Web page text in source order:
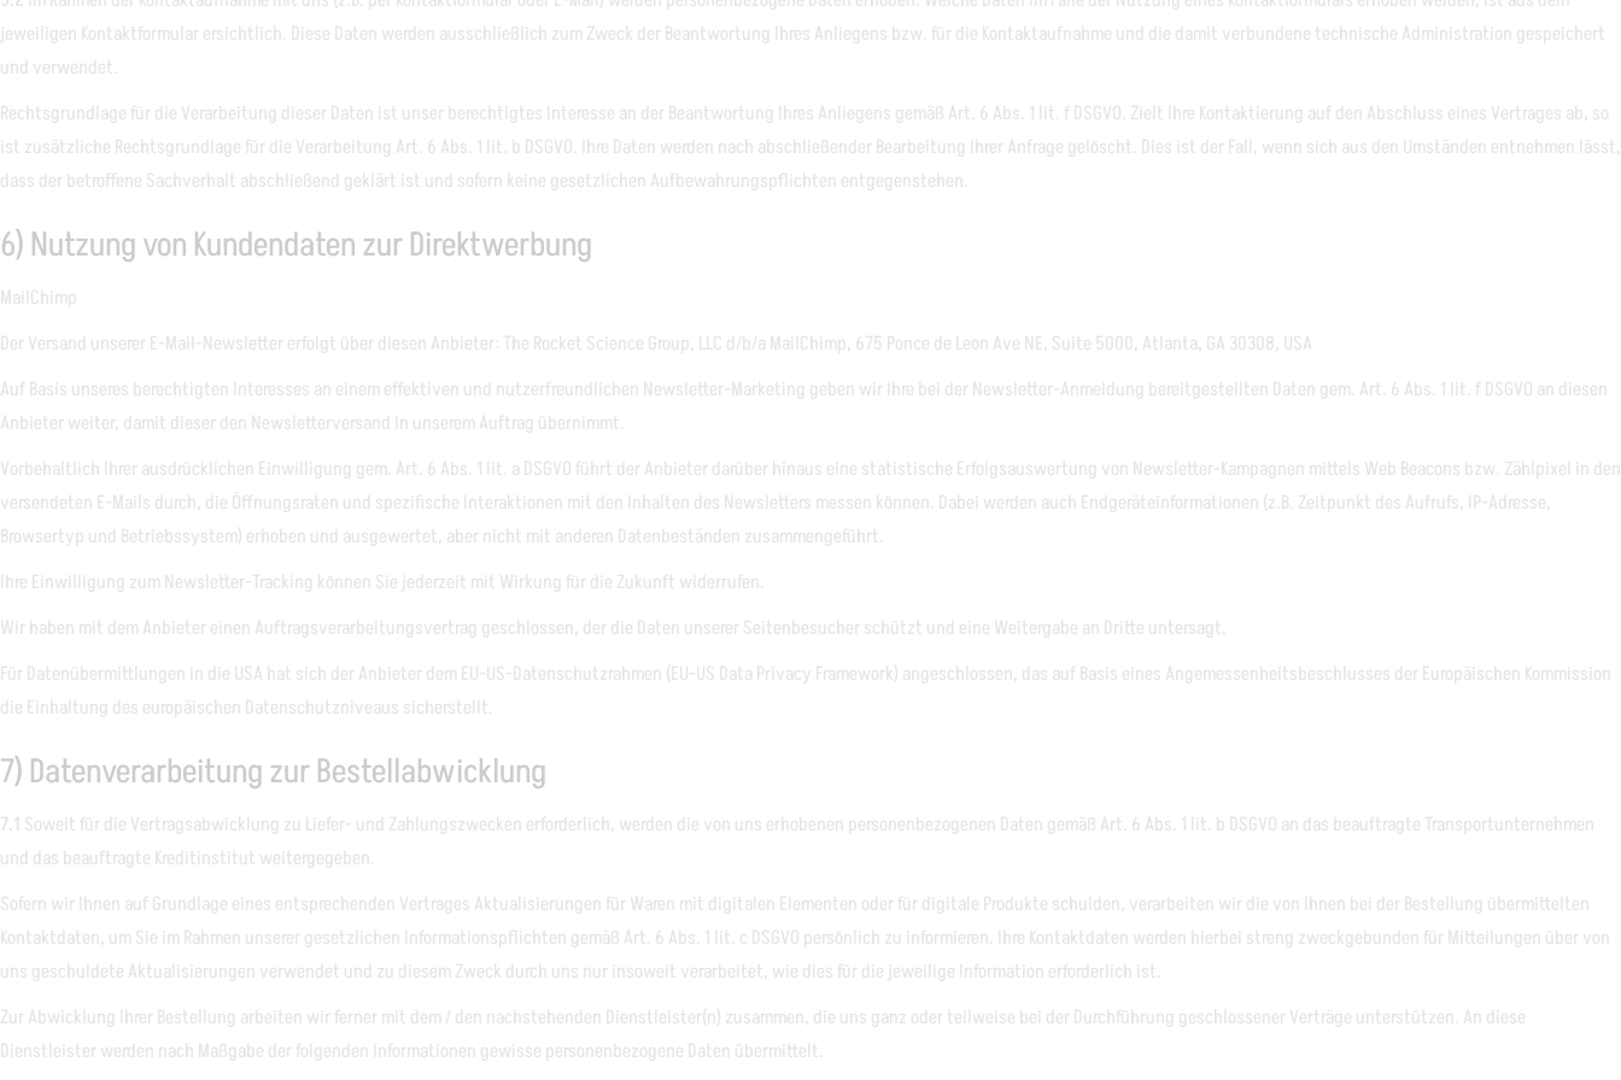
jeweiligen Kontaktformular ersichtlich. Diese Daten werden ausschließlich zum Zweck der Beantwortung Ihres Anliegens bzw. für die Kontaktaufnahme und die damit verbundene technische Administration gespeichert
und verwendet.
Rechtsgrundlage für die Verarbeitung dieser Daten ist unser berechtigtes Interesse an der Beantwortung Ihres Anliegens gemäß Art. 6 Abs. 1 lit. f DSGVO. Zielt Ihre Kontaktierung auf den Abschluss eines Vertrages ab, so
ist zusätzliche Rechtsgrundlage für die Verarbeitung Art. 6 Abs. 1 lit. b DSGVO. Ihre Daten werden nach abschließender Bearbeitung Ihrer Anfrage gelöscht. Dies ist der Fall, wenn sich aus den Umständen entnehmen lässt,
dass der betroffene Sachverhalt abschließend geklärt ist und sofern keine gesetzlichen Aufbewahrungspflichten entgegenstehen.
6) Nutzung von Kundendaten zur Direktwerbung
MailChimp
Der Versand unserer E-Mail-Newsletter erfolgt über diesen Anbieter: The Rocket Science Group, LLC d/b/a MailChimp, 675 Ponce de Leon Ave NE, Suite 5000, Atlanta, GA 30308, USA
Auf Basis unseres berechtigten Interesses an einem effektiven und nutzerfreundlichen Newsletter-Marketing geben wir Ihre bei der Newsletter-Anmeldung bereitgestellten Daten gem. Art. 6 Abs. 1 lit. f DSGVO an diesen
Anbieter weiter, damit dieser den Newsletterversand in unserem Auftrag übernimmt.
Vorbehaltlich Ihrer ausdrücklichen Einwilligung gem. Art. 6 Abs. 1 lit. a DSGVO führt der Anbieter darüber hinaus eine statistische Erfolgsauswertung von Newsletter-Kampagnen mittels Web Beacons bzw. Zählpixel in den
versendeten E-Mails durch, die Öffnungsraten und spezifische Interaktionen mit den Inhalten des Newsletters messen können. Dabei werden auch Endgeräteinformationen (z.B. Zeitpunkt des Aufrufs, IP-Adresse,
Browsertyp und Betriebssystem) erhoben und ausgewertet, aber nicht mit anderen Datenbeständen zusammengeführt.
Ihre Einwilligung zum Newsletter-Tracking können Sie jederzeit mit Wirkung für die Zukunft widerrufen.
Wir haben mit dem Anbieter einen Auftragsverarbeitungsvertrag geschlossen, der die Daten unserer Seitenbesucher schützt und eine Weitergabe an Dritte untersagt.
Für Datenübermittlungen in die USA hat sich der Anbieter dem EU-US-Datenschutzrahmen (EU-US Data Privacy Framework) angeschlossen, das auf Basis eines Angemessenheitsbeschlusses der Europäischen Kommission
die Einhaltung des europäischen Datenschutzniveaus sicherstellt.
7) Datenverarbeitung zur Bestellabwicklung
7.1 Soweit für die Vertragsabwicklung zu Liefer- und Zahlungszwecken erforderlich, werden die von uns erhobenen personenbezogenen Daten gemäß Art. 6 Abs. 1 lit. b DSGVO an das beauftragte Transportunternehmen
und das beauftragte Kreditinstitut weitergegeben.
Sofern wir Ihnen auf Grundlage eines entsprechenden Vertrages Aktualisierungen für Waren mit digitalen Elementen oder für digitale Produkte schulden, verarbeiten wir die von Ihnen bei der Bestellung übermittelten
Kontaktdaten, um Sie im Rahmen unserer gesetzlichen Informationspflichten gemäß Art. 6 Abs. 1 lit. c DSGVO persönlich zu informieren. Ihre Kontaktdaten werden hierbei streng zweckgebunden für Mitteilungen über von
uns geschuldete Aktualisierungen verwendet und zu diesem Zweck durch uns nur insoweit verarbeitet, wie dies für die jeweilige Information erforderlich ist.
Zur Abwicklung Ihrer Bestellung arbeiten wir ferner mit dem / den nachstehenden Dienstleister(n) zusammen, die uns ganz oder teilweise bei der Durchführung geschlossener Verträge unterstützen. An diese
Dienstleister werden nach Maßgabe der folgenden Informationen gewisse personenbezogene Daten übermittelt.